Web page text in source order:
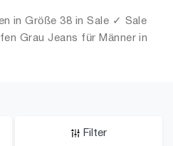
in Größe 38 in Sale ✓ Sale
Grau Jeans für Männer in
Filter